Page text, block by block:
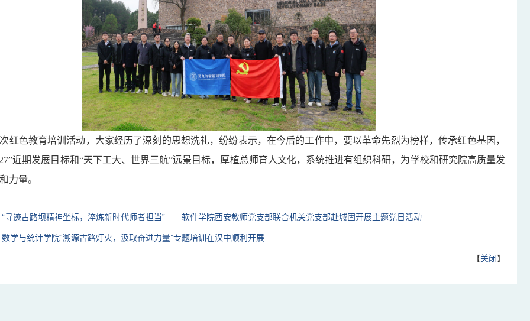
红色教育培训活动，大家经历了深刻的思想洗礼，纷纷表示，在今后的工作中，要以革命先烈为榜样，传承红色基因，
近期发展目标和“天下工大、世界三航”远景目标，厚植总师育人文化，系统推进有组织科研，为学校和研究院高质量发
力量。
“寻迹古路坝精神坐标，淬炼新时代师者担当”——软件学院西安教师党支部联合机关党支部赴城固开展主题党日活动
数学与统计学院“溯源古路灯火，汲取奋进力量”专题培训在汉中顺利开展
【关闭】